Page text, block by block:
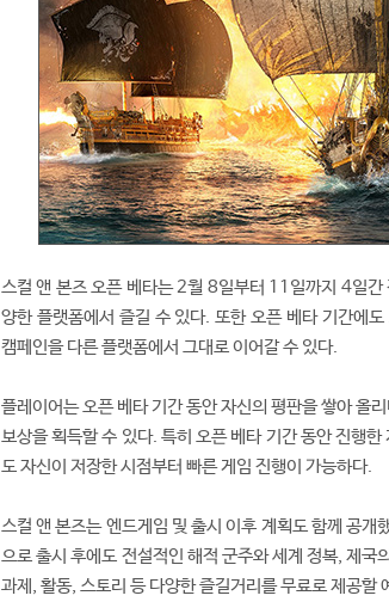
스컬 앤 본즈 오픈 베타는 2월 8일부터 11일까지 4
양한 플랫폼에서 즐길 수 있다. 또한 오픈 베타 기간에
캠페인을 다른 플랫폼에서 그대로 이어갈 수 있다.
플레이어는 오픈 베타 기간 동안 자신의 평판을 쌓아 올
보상을 획득할 수 있다. 특히 오픈 베타 기간 동안 진행
도 자신이 저장한 시점부터 빠른 게임 진행이 가능하다.
스컬 앤 본즈는 엔드게임 및 출시 이후 계획도 함께 공
으로 출시 후에도 전설적인 해적 군주와 세계 정복, 제
과제, 활동, 스토리 등 다양한 즐길거리를 무료로 제공할